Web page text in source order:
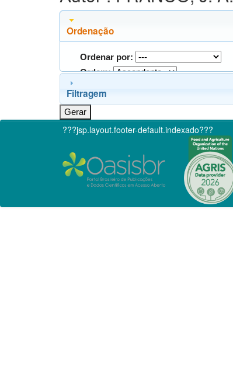
Ordenação
Ordenar por:
Ordem:
Filtragem
???jsp.layout.footer-default.indexado???